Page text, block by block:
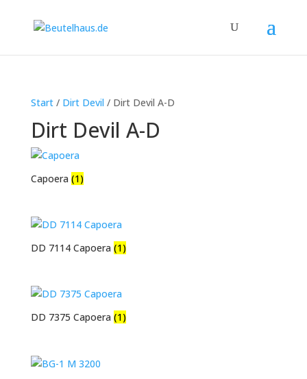
Start/ Dirt Devil / Dirt Devil A-D
Dirt Devil A-D
Capoera (1)
DD 7114 Capoera (1)
DD 7375 Capoera (1)